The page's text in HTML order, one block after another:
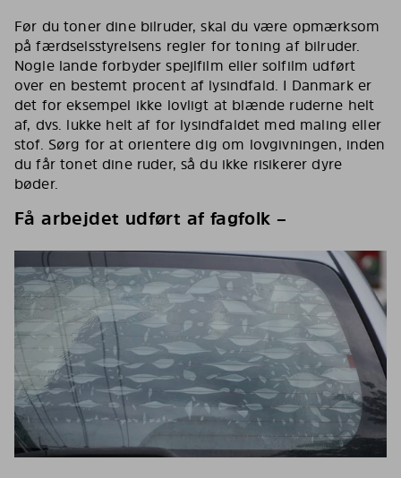
Før du toner dine bilruder, skal du være opmærksom
på færdselsstyrelsens regler for toning af bilruder.
Nogle lande forbyder spejlfilm eller solfilm udført
over en bestemt procent af lysindfald. I Danmark er
det for eksempel ikke lovligt at blænde ruderne helt
af, dvs. lukke helt af for lysindfaldet med maling eller
stof. Sørg for at orientere dig om lovgivningen, inden
du får tonet dine ruder, så du ikke risikerer dyre
bøder.
Få arbejdet udført af fagfolk –